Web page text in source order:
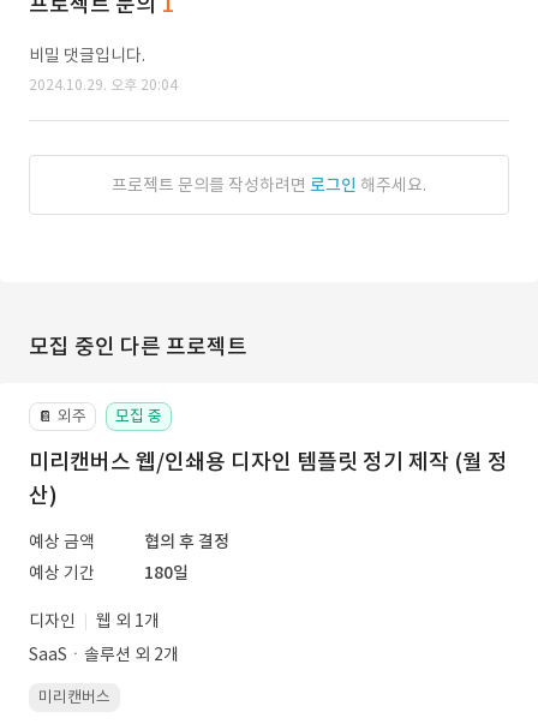
비밀 댓글입니다.
2024.10.29. 오후 20:04
프로젝트 문의를 작성하려면 로그인 해주세요.
모집 중인 다른 프로젝트
📔 외주 모집 중
미리캔버스 웹/인쇄용 디자인 템플릿 정기 제작 (월 정
산)
예상 금액
협의 후 결정
예상 기간
180일
디자인
웹 외 1개
SaaSㆍ솔루션 외 2개
미리캔버스